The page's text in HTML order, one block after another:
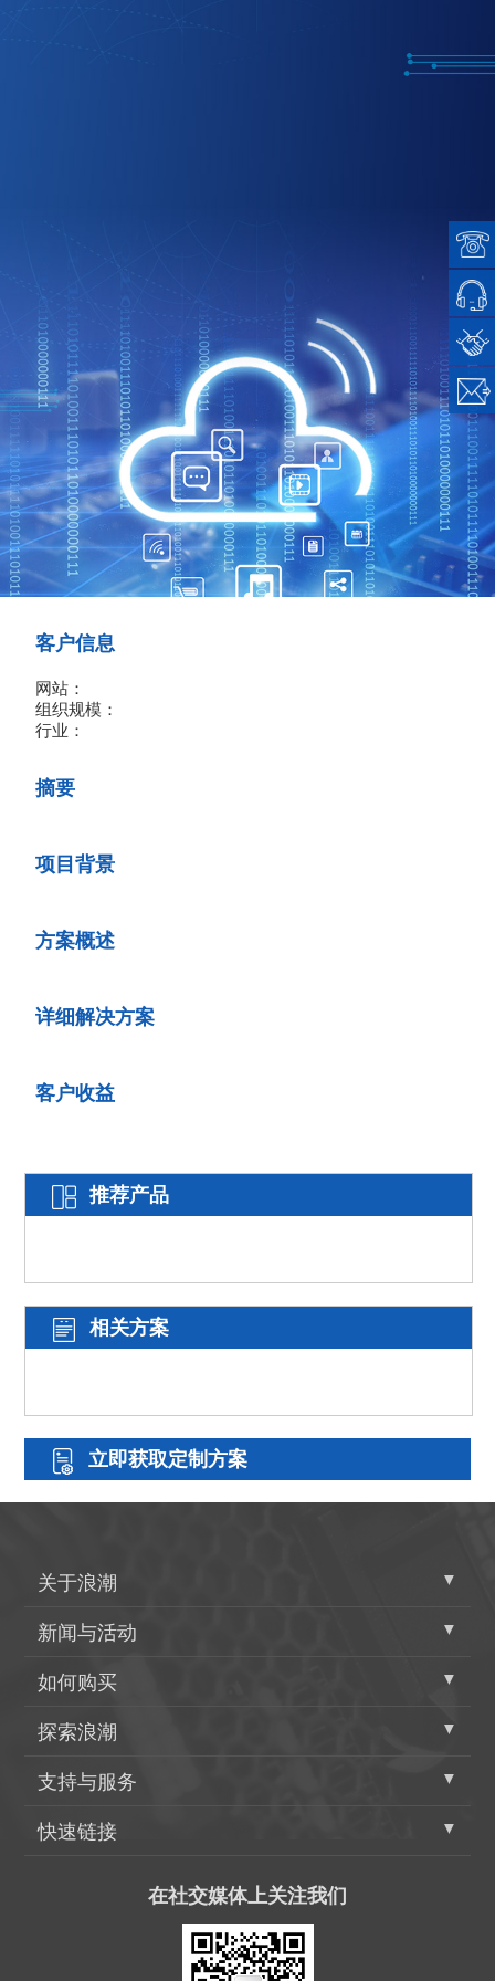
客户信息
网站：
组织规模：
行业：
摘要
项目背景
方案概述
详细解决方案
客户收益
推荐产品
相关方案
立即获取定制方案
关于浪潮 ▼
新闻与活动 ▼
如何购买 ▼
探索浪潮 ▼
支持与服务 ▼
快速链接 ▼
在社交媒体上关注我们